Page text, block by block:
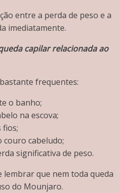
entre a perda de peso e a
imediatamente.
capilar relacionada ao
frequentes:
o banho;
na escova;
fios;
couro cabeludo;
significativa de peso.
que nem toda queda
do Mounjaro.